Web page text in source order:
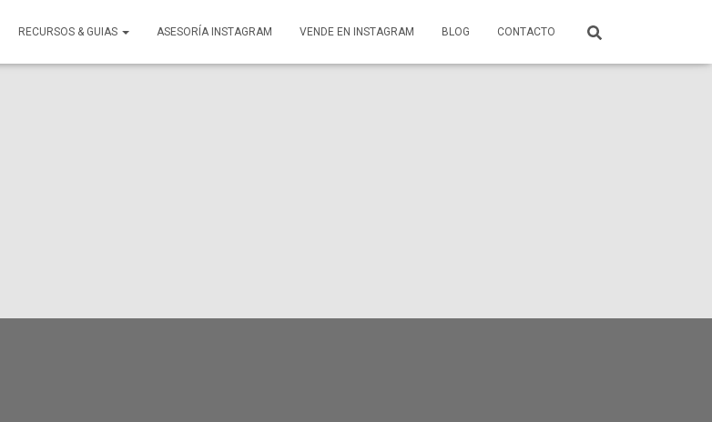
RECURSOS & GUIAS ASESORÍA INSTAGRAM VENDE EN INSTAGRAM BLOG CONTACTO